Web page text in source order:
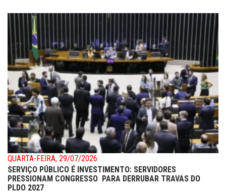
QUARTA-FEIRA, 29/07/2026
SERVIÇO PÚBLICO É INVESTIMENTO: SERVIDORES
PRESSIONAM CONGRESSO PARA DERRUBAR TRAVAS DO
PLDO 2027